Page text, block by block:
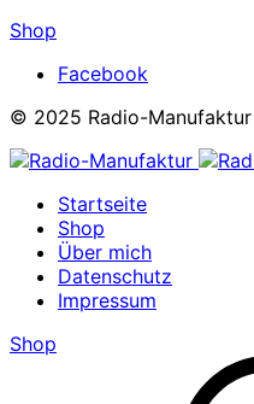
Shop
Facebook
© 2025 Radio-Manufaktur
Startseite
Shop
Über mich
Datenschutz
Impressum
Shop